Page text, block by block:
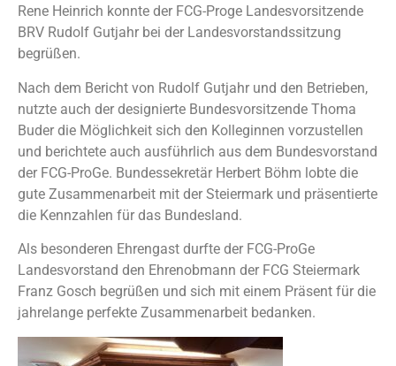
Rene Heinrich konnte der FCG-Proge Landesvorsitzende
BRV Rudolf Gutjahr bei der Landesvorstandssitzung
begrüßen.
Nach dem Bericht von Rudolf Gutjahr und den Betrieben,
nutzte auch der designierte Bundesvorsitzende Thoma
Buder die Möglichkeit sich den Kolleginnen vorzustellen
und berichtete auch ausführlich aus dem Bundesvorstand
der FCG-ProGe. Bundessekretär Herbert Böhm lobte die
gute Zusammenarbeit mit der Steiermark und präsentierte
die Kennzahlen für das Bundesland.
Als besonderen Ehrengast durfte der FCG-ProGe
Landesvorstand den Ehrenobmann der FCG Steiermark
Franz Gosch begrüßen und sich mit einem Präsent für die
jahrelange perfekte Zusammenarbeit bedanken.